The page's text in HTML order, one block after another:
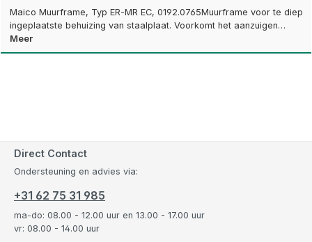
Maico Muurframe, Typ ER-MR EC, 0192.0765Muurframe voor te diep
ingeplaatste behuizing van staalplaat. Voorkomt het aanzuigen…
Meer
Direct Contact
Ondersteuning en advies via:
+31 62 75 31 985
ma-do: 08.00 - 12.00 uur en 13.00 - 17.00 uur
vr: 08.00 - 14.00 uur